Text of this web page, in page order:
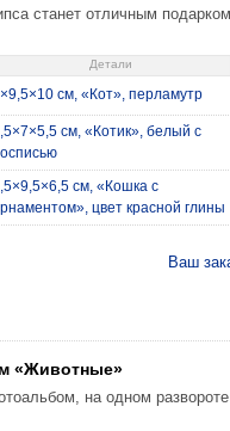
станет отличным
Детали
см, «Кот», перламутр
см, «Котик», белый с
см, «Кошка с
цвет красной глины
Ваш
«Животные»
на одном